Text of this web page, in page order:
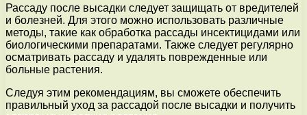
Рассаду после высадки следует защищать от вредителей
и болезней. Для этого можно использовать различные
методы, такие как обработка рассады инсектицидами или
биологическими препаратами. Также следует регулярно
осматривать рассаду и удалять поврежденные или
больные растения.
Следуя этим рекомендациям, вы сможете обеспечить
правильный уход за рассадой после высадки и получить